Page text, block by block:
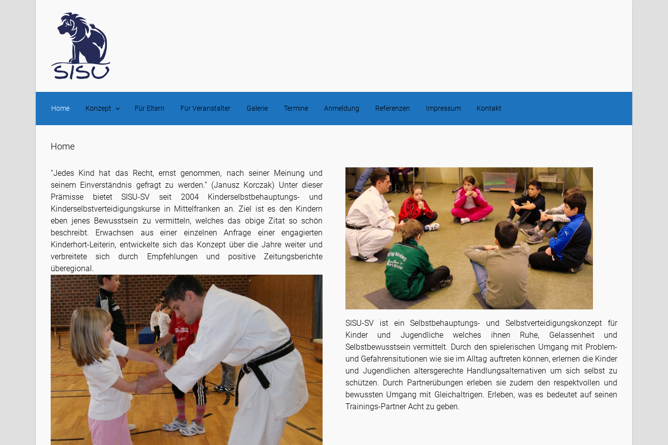
Zum Hauptinhalt springen
Home Konzept Für Eltern Für Veranstalter Galerie Termine Anmeldung Referenzen Impressum Kontakt
Home
“Jedes Kind hat das Recht, ernst genommen, nach seiner Meinung und
seinem Einverständnis gefragt zu werden.” (Janusz Korczak) Unter dieser
Prämisse bietet SISU-SV seit 2004 Kinderselbstbehauptungs- und
Kinderselbstverteidigungskurse in Mittelfranken an. Ziel ist es den Kindern
eben jenes Bewusstsein zu vermitteln, welches das obige Zitat so schön
beschreibt. Erwachsen aus einer einzelnen Anfrage einer engagierten
Kinderhort-Leiterin, entwickelte sich das Konzept über die Jahre weiter und
verbreitete sich durch Empfehlungen und positive Zeitungsberichte
überegional.
SISU-SV ist ein Selbstbehauptungs- und Selbstverteidigungskonzept für
Kinder und Jugendliche welches ihnen Ruhe, Gelassenheit und
Selbstbewusstsein vermittelt. Durch den spielerischen Umgang mit Problem-
und Gefahrensitutionen wie sie im Alltag auftreten können, erlernen die Kinder
und Jugendlichen altersgerechte Handlungsalternativen um sich selbst zu
schützen. Durch Partnerübungen erleben sie zudem den respektvollen und
bewussten Umgang mit Gleichaltrigen. Erleben, was es bedeutet auf seinen
Trainings-Partner Acht zu geben.